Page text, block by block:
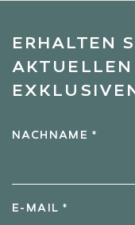
ERHALTEN
NACHNAME *
E-MAIL *